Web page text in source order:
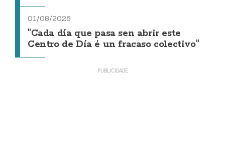
01/08/2026
"Cada día que pasa sen abrir este
Centro de Día é un fracaso colectivo"